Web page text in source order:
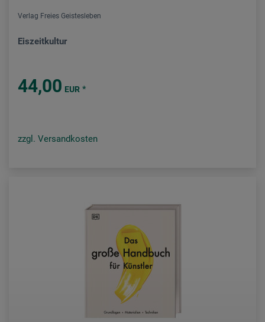
Verlag Freies Geistesleben
Eiszeitkultur
44,00 EUR *
zzgl. Versandkosten